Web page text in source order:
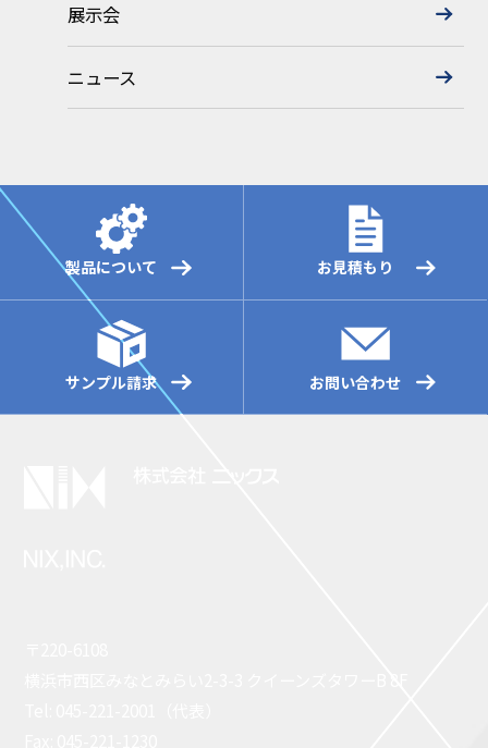
展示会
ニュース
製品について お見積もり
サンプル請求 お問い合わせ